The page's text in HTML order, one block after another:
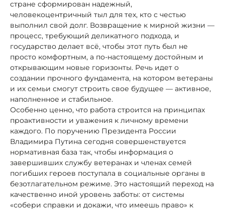
стране сформирован надежный,
человекоцентричный тыл для тех, кто с честью
выполнил свой долг. Возвращение к мирной жизни —
процесс, требующий деликатного подхода, и
государство делает всё, чтобы этот путь был не
просто комфортным, а по-настоящему достойным и
открывающим новые горизонты. Речь идет о
создании прочного фундамента, на котором ветераны
и их семьи смогут строить свое будущее — активное,
наполненное и стабильное.
Особенно ценно, что работа строится на принципах
проактивности и уважения к личному времени
каждого. По поручению Президента России
Владимира Путина сегодня совершенствуется
нормативная база так, чтобы информация о
завершивших службу ветеранах и членах семей
погибших героев поступала в социальные органы в
безотлагательном режиме. Это настоящий переход на
качественно иной уровень заботы: от системы
«собери справки и докажи, что имеешь право» к